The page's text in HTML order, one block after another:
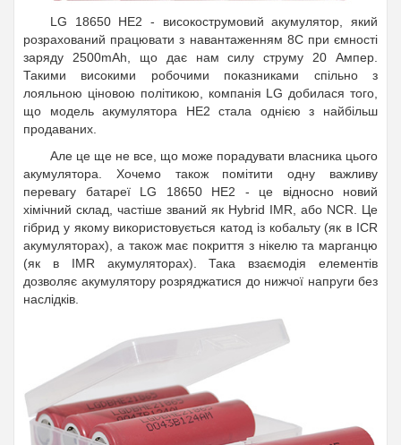
LG 18650 HE2 - високострумовий акумулятор, який
розрахований працювати з навантаженням 8C при ємності
заряду 2500mAh, що дає нам силу струму 20 Ампер.
Такими високими робочими показниками спільно з
лояльною ціновою політикою, компанія LG добилася того,
що модель акумулятора HE2 стала однією з найбільш
продаваних.
Але це ще не все, що може порадувати власника цього
акумулятора. Хочемо також помітити одну важливу
перевагу батареї LG 18650 HE2 - це відносно новий
хімічний склад, частіше званий як Hybrid IMR, або NCR. Це
гібрид у якому використовується катод із кобальту (як в ICR
акумуляторах), а також має покриття з нікелю та марганцю
(як в IMR акумуляторах). Така взаємодія елементів
дозволяє акумулятору розряджатися до нижчої напруги без
наслідків.